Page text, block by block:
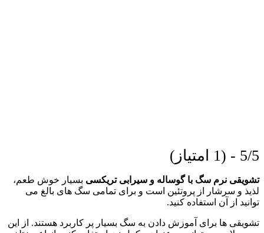
5/5 - (1 امتیاز)
تشویقی نرم سگ با گوساله و سیرابی تریکسی بسیار خوش طعم،
لذیذ و سرشار از پروتئین است و برای تمامی سگ های بالغ می
توانید از آن استفاده کنید.
تشویقی ها برای آموزش دادن به سگ بسیار پر کاربرد هستند. از این